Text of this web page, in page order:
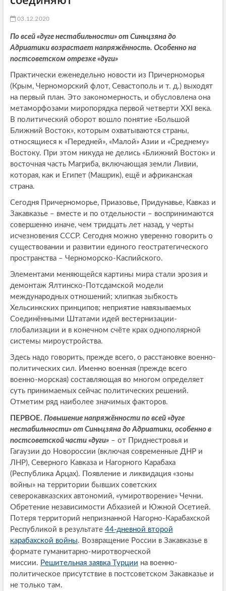
03.12.2020
По всей «дуге нестабильности» от Синьцзяна до
Адриатики возрастает напряжённость. Особенно на
постсоветском отрезке «дуги»
Практически еженедельно новости из Причерноморья
(Крым, Черноморский флот, Севастополь и т. д.) выходят
на первый план. Это закономерность, и обусловлена она
метаморфозами миропорядка первой четверти XXI века.
В политический оборот вошло понятие «Большой
Ближний Восток», которым охватываются страны,
относящиеся к «Передней», «Малой» Азии и «Среднему»
Востоку. При этом никуда не делись «Ближний Восток» и
восточная часть Магриба, включающая земли Ливии,
которая, как и Египет (Машрик), ещё и африканская
страна.
Сегодня Причерноморье, Приазовье, Придунавье, Кавказ и
Закавказье – вместе и по отдельности – воспринимаются
совершенно иначе, чем тридцать лет назад, у черты
исчезновения СССР. Сегодня можно уверенно говорить о
существовании и развитии единого геостратегического
пространства – Черноморско-Каспийского.
Элементами меняющейся картины мира стали эрозия и
демонтаж Ялтинско-Потсдамской модели
международных отношений; хлипкая зыбкость
Хельсинкских принципов; неприятие навязываемых
Соединёнными Штатами идей вестернизации-
глобализации и в конечном счёте крах однополярной
системы мироустройства.
Здесь надо говорить, прежде всего, о расстановке военно-
политических сил. Именно военная (прежде всего
военно-морская) составляющая во многом определяет
суть принимаемых сейчас политических решений.
Отметим ряд наиболее значимых факторов.
ПЕРВОЕ. Повышение напряжённости по всей «дуге
нестабильности» от Синьцзяна до Адриатики, особенно в
постсоветской части «дуги»– от Приднестровья и
Гагаузии до Новороссии (включая современные ДНР и
ЛНР), Северного Кавказа и Нагорного Карабаха
(Республика Арцах). Появление и ликвидация «зоны
войны» на территории бывших советских
северокавказских автономий, «умиротворение» Чечни.
Обретение независимости Абхазией и Южной Осетией.
Потеря территорий непризнанной Нагорно-Карабахской
Республикой в результате 44-дневной второй
карабахской войны. Возвращение России в Закавказье в
формате гуманитарно-миротворческой
миссии. Решительная заявка Турции на военно-
политическое присутствие в постсоветском Закавказье и
не только там.